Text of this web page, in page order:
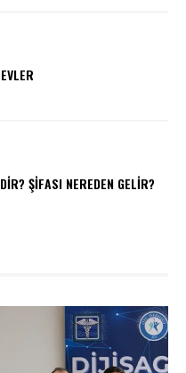
ŞIFASI NEREDEN GELIR?